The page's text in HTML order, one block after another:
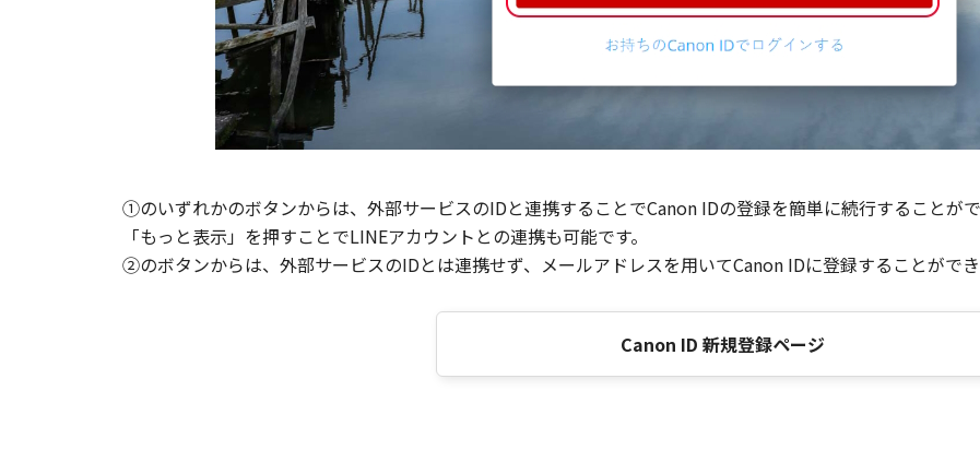
①のいずれかのボタンからは、外部サービスのIDと連携することでCanon IDの登録を簡単に続行することがで
「もっと表示」を押すことでLINEアカウントとの連携も可能です。
②のボタンからは、外部サービスのIDとは連携せず、メールアドレスを用いてCanon IDに登録することができ
Canon ID 新規登録ページ